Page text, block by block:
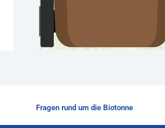
Fragen rund um die Biotonne